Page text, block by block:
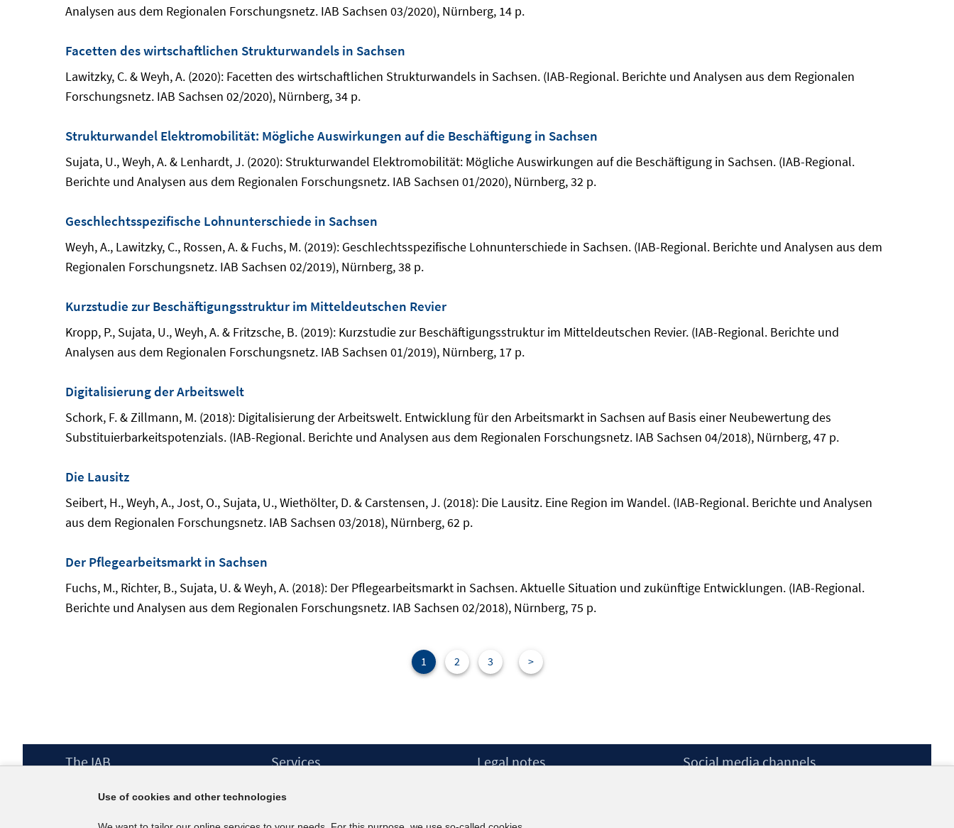
Analysen aus dem Regionalen Forschungsnetz. IAB Sachsen 03/2020), Nürnberg, 14 p.
Facetten des wirtschaftlichen Strukturwandels in Sachsen
Lawitzky, C. & Weyh, A. (2020): Facetten des wirtschaftlichen Strukturwandels in Sachsen. (IAB-Regional. Berichte und Analysen aus dem Regionalen
Forschungsnetz. IAB Sachsen 02/2020), Nürnberg, 34 p.
Strukturwandel Elektromobilität: Mögliche Auswirkungen auf die Beschäftigung in Sachsen
Sujata, U., Weyh, A. & Lenhardt, J. (2020): Strukturwandel Elektromobilität: Mögliche Auswirkungen auf die Beschäftigung in Sachsen. (IAB-Regional.
Berichte und Analysen aus dem Regionalen Forschungsnetz. IAB Sachsen 01/2020), Nürnberg, 32 p.
Geschlechtsspezifische Lohnunterschiede in Sachsen
Weyh, A., Lawitzky, C., Rossen, A. & Fuchs, M. (2019): Geschlechtsspezifische Lohnunterschiede in Sachsen. (IAB-Regional. Berichte und Analysen aus dem
Regionalen Forschungsnetz. IAB Sachsen 02/2019), Nürnberg, 38 p.
Kurzstudie zur Beschäftigungsstruktur im Mitteldeutschen Revier
Kropp, P., Sujata, U., Weyh, A. & Fritzsche, B. (2019): Kurzstudie zur Beschäftigungsstruktur im Mitteldeutschen Revier. (IAB-Regional. Berichte und
Analysen aus dem Regionalen Forschungsnetz. IAB Sachsen 01/2019), Nürnberg, 17 p.
Digitalisierung der Arbeitswelt
Schork, F. & Zillmann, M. (2018): Digitalisierung der Arbeitswelt. Entwicklung für den Arbeitsmarkt in Sachsen auf Basis einer Neubewertung des
Substituierbarkeitspotenzials. (IAB-Regional. Berichte und Analysen aus dem Regionalen Forschungsnetz. IAB Sachsen 04/2018), Nürnberg, 47 p.
Die Lausitz
Seibert, H., Weyh, A., Jost, O., Sujata, U., Wiethölter, D. & Carstensen, J. (2018): Die Lausitz. Eine Region im Wandel. (IAB-Regional. Berichte und Analysen
aus dem Regionalen Forschungsnetz. IAB Sachsen 03/2018), Nürnberg, 62 p.
Der Pflegearbeitsmarkt in Sachsen
Fuchs, M., Richter, B., Sujata, U. & Weyh, A. (2018): Der Pflegearbeitsmarkt in Sachsen. Aktuelle Situation und zukünftige Entwicklungen. (IAB-Regional.
Berichte und Analysen aus dem Regionalen Forschungsnetz. IAB Sachsen 02/2018), Nürnberg, 75 p.
1 2 3 >
Footer
The IAB
Surveys
Services
IAB Newsletter
Contact
Legal notes
Accessibility Statement
Social media channels
Use of cookies and other technologies